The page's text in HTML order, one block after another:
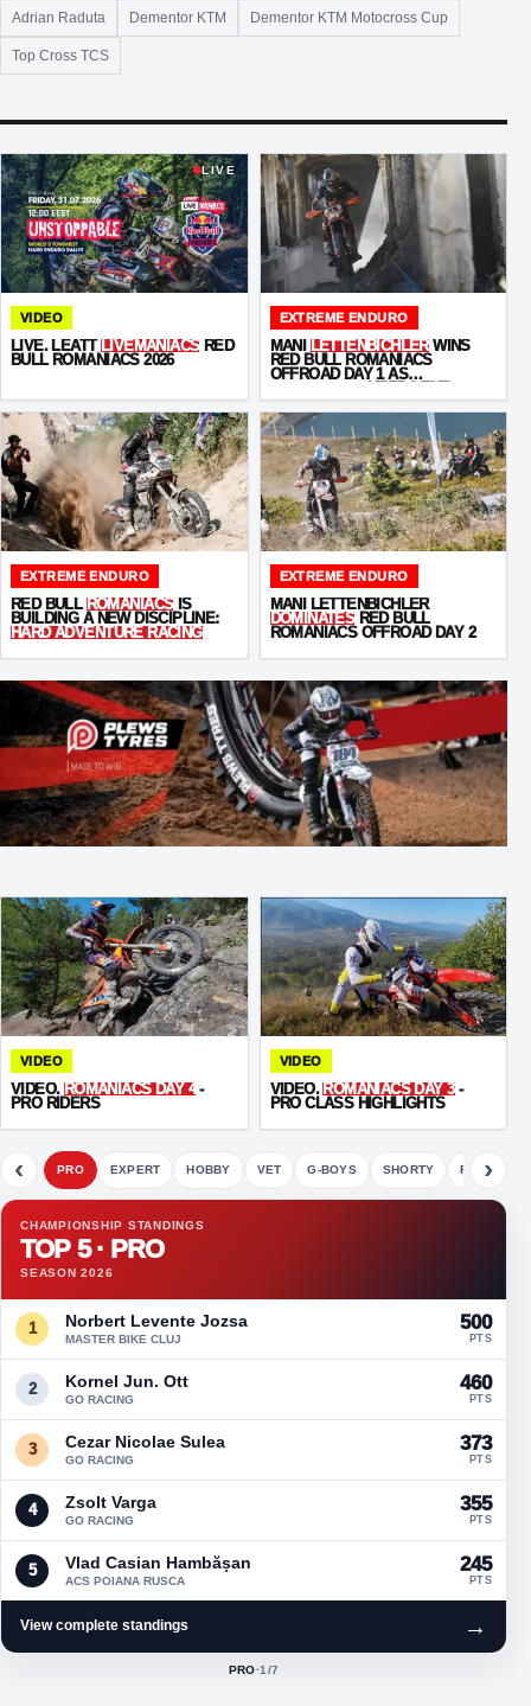
Adrian Raduta Dementor KTM Dementor KTM Motocross Cup
Top Cross TCS
VIDEO
LIVE. LEATT LIVEMANIACS RED
BULL ROMANIACS 2026
LIVE
EXTREME ENDURO
MANI LETTENBICHLERWINS
RED BULL ROMANIACS
OFFROAD DAY 1 AS
PRESSURE ON
EXTREME ENDURO
RED BULL ROMANIACS IS
BUILDING A NEW DISCIPLINE:
HARD ADVENTURE RACING
EXTREME ENDURO
MANI LETTENBICHLER
DOMINATES RED BULL
ROMANIACS OFFROAD DAY 2
VIDEO
VIDEO. ROMANIACS DAY 4 -
PRO RIDERS
VIDEO
VIDEO. ROMANIACS DAY 3-
PRO CLASS HIGHLIGHTS
‹ PRO EXPERT HOBBY VET G-BOYS SHORTY FETE
›
CHAMPIONSHIP STANDINGS
TOP 5 · PRO
SEASON 2026
1 Norbert Levente Jozsa
MASTER BIKE CLUJ
500
PTS
2 Kornel Jun. Ott
GO RACING
460
PTS
3 Cezar Nicolae Sulea
GO RACING
373
PTS
4 Zsolt Varga
GO RACING
355
PTS
5 Vlad Casian Hambășan
ACS POIANA RUSCA
245
PTS
View complete standings →
ACTIVE CLASS:
PRO·1/7